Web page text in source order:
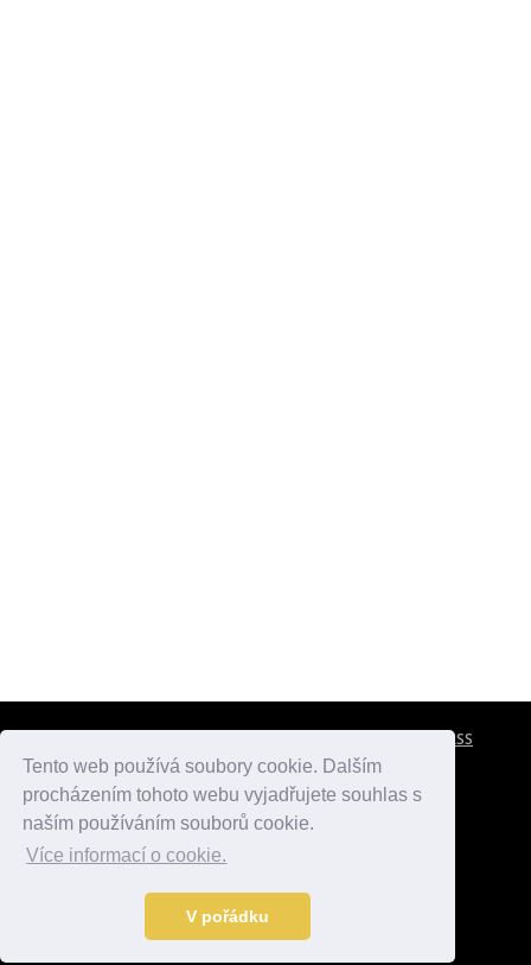
Tento web používá soubory cookie. Dalším
procházením tohoto webu vyjadřujete souhlas s
naším používáním souborů cookie.
Více informací o cookie.
V pořádku
RSS
atlaspamatek.info
Data o počasí jsou přebírána z
Kontakt:mail@desperado.cz